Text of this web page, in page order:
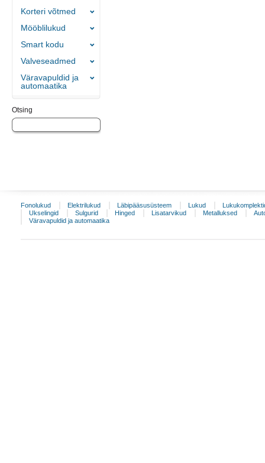
Korteri võtmed
Mööblilukud
Smart kodu
Valveseadmed
Väravapuldid ja
automaatika
Otsing
Fonolukud Elektrilukud Läbipääsusüsteem Lukud
Ukselingid
Sulgurid Hinged Lisatarvikud Metalluksed
Väravapuldid ja automaatika